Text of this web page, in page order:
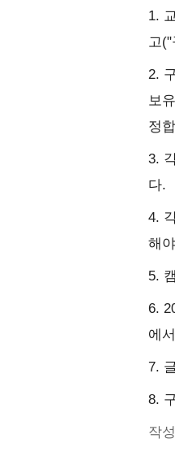
1.
고
2.
보
정
3.
다.
4.
해
5.
6.
에
7.
8.
작